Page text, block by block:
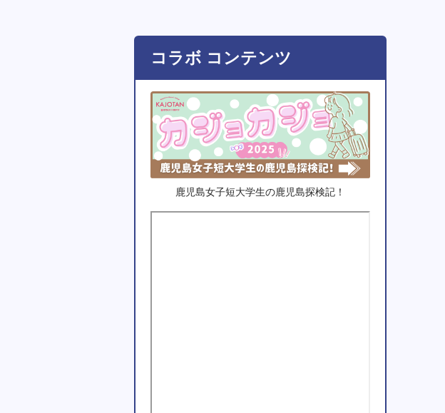
コラボ コンテンツ
鹿児島女子短大学生の鹿児島探検記！